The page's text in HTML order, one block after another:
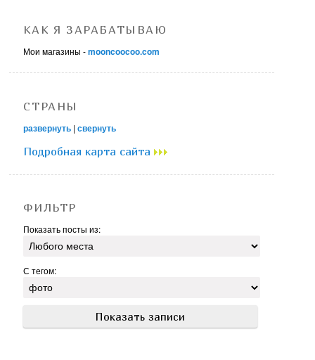
КАК Я ЗАРАБАТЫВАЮ
Мои магазины -mooncoocoo.com
СТРАНЫ
развернуть |свернуть
Подробная карта сайта
ФИЛЬТР
Показать посты из:
С тегом: